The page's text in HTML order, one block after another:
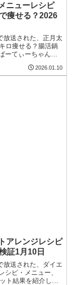
ニューレシピ
痩せる？2026
放送された、正月太
ロ痩せる？腸活鍋
ーてぃーちゃん金
腸活」をプラスし
質オフレシピなど
2026.01.10
アレンジレシピ
証1月10日
放送された、ダイエ
シピ・メニュー、
ト結果を紹介しま